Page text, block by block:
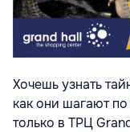
Хочешь узнать
как они шагают
только в ТРЦ